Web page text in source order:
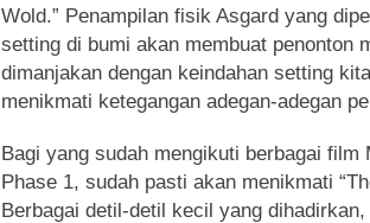
Wold.” Penampilan fisik Asgard yang
setting di bumi akan membuat penonton
dimanjakan dengan keindahan setting
menikmati ketegangan adegan-adegan
Bagi yang sudah mengikuti berbagai
Phase 1, sudah pasti akan menikmati
Berbagai detil-detil kecil yang